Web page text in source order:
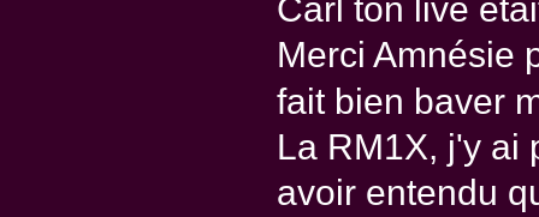
Carl ton live
Merci Amnésie
fait bien baver
La RM1X, j'y ai
avoir entendu